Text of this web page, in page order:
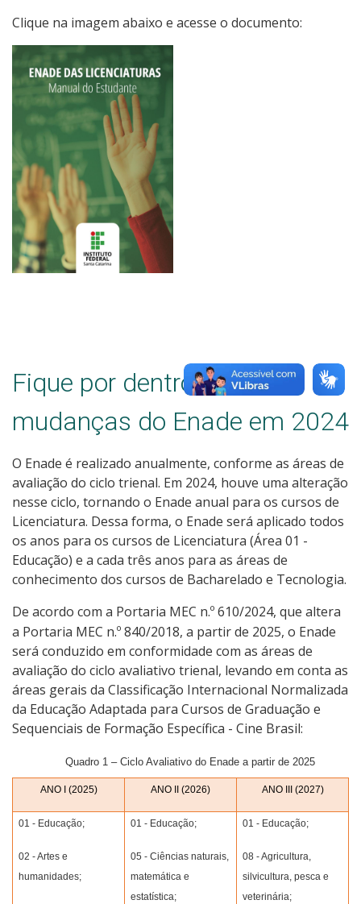
Clique na imagem abaixo e acesse o documento:
Fique por dentro das
mudanças do Enade em 2024
O Enade é realizado anualmente, conforme as áreas de
avaliação do ciclo trienal. Em 2024, houve uma alteração
nesse ciclo, tornando o Enade anual para os cursos de
Licenciatura. Dessa forma, o Enade será aplicado todos
os anos para os cursos de Licenciatura (Área 01 -
Educação) e a cada três anos para as áreas de
conhecimento dos cursos de Bacharelado e Tecnologia.
De acordo com a Portaria MEC n.º 610/2024, que altera
a Portaria MEC n.º 840/2018, a partir de 2025, o Enade
será conduzido em conformidade com as áreas de
avaliação do ciclo avaliativo trienal, levando em conta as
áreas gerais da Classificação Internacional Normalizada
da Educação Adaptada para Cursos de Graduação e
Sequenciais de Formação Específica - Cine Brasil:
Quadro 1 – Ciclo Avaliativo do Enade a partir de 2025
ANO I (2025) ANO II (2026) ANO III (2027)
01 - Educação;
02 - Artes e
humanidades;
01 - Educação;
05 - Ciências naturais,
matemática e
estatística;
01 - Educação;
08 - Agricultura,
silvicultura, pesca e
veterinária;